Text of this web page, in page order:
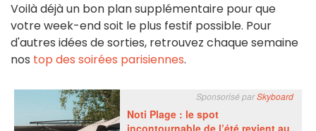
Voilà déjà un bon plan supplémentaire pour que
votre week-end soit le plus festif possible. Pour
d'autres idées de sorties, retrouvez chaque semaine
nos top des soirées parisiennes.